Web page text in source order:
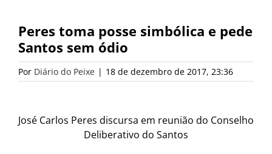
Peres toma posse simbólica e pede
Santos sem ódio
Por Diário do Peixe | 18 de dezembro de 2017, 23:36
José Carlos Peres discursa em reunião do Conselho
Deliberativo do Santos